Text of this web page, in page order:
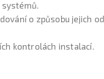
o způsobu jejich
kontrolách instalací.